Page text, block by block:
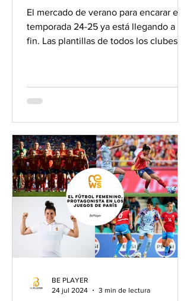
El mercado de verano para encarar esta
temporada 24-25 ya está llegando a su
fin. Las plantillas de todos los clubes se
BE PLAYER
24 jul 2024
3 min de lectura